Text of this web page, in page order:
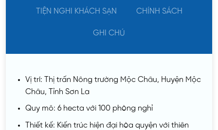
TIỆN NGHI KHÁCH SẠN CHÍNH SÁCH
GHI CHÚ
Vị trí: Thị trấn Nông trường Mộc Châu, Huyện Mộc
Châu, Tỉnh Sơn La
Quy mô: 6 hecta với 100 phòng nghỉ
Thiết kế: Kiến trúc hiện đại hòa quyện với thiên